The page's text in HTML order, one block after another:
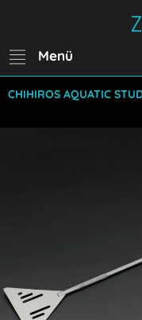
Menü
CHIHIROS AQUATIC